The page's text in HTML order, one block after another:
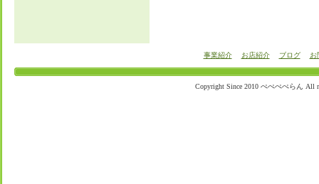
事業紹介 お店紹介 ブログ お
Copyright Since 2010 ぺぺぺぺらん All